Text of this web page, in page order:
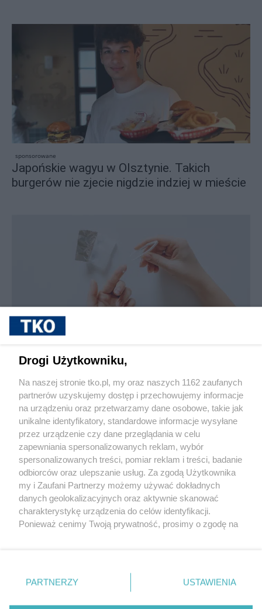
sponsorowane
Japońskie wagyu w Olsztynie. Takich
burgerów nie zjecie nigdzie indziej w mieście
Jak rozpoznać, że soczewki kontaktowe są
Pokaż więcej
Reklama Tematy Archiwum artykułów
Strona korzysta z plików cookies w celu realizacji usług. Pozostając na niej,
Drogi Użytkowniku,
Na naszej stronie tko.pl, my oraz naszych 1162 zaufanych
partnerów uzyskujemy dostęp i przechowujemy informacje
na urządzeniu oraz przetwarzamy dane osobowe, takie jak
unikalne identyfikatory, standardowe informacje wysyłane
przez urządzenie czy dane przeglądania w celu
zapewniania spersonalizowanych reklam, wybór
spersonalizowanych treści, pomiar reklam i treści, badanie
odbiorców oraz ulepszanie usług. Za zgodą Użytkownika
my i Zaufani Partnerzy możemy używać dokładnych
danych geolokalizacyjnych oraz aktywnie skanować
charakterystykę urządzenia do celów identyfikacji.
Ponieważ cenimy Twoją prywatność, prosimy o zgodę na
znajdujący się w lewym dolnym rogu strony
. Niektóre
rodzaje przetwarzania danych nie wymagają zgody
użytkownika, ale masz prawo sprzeciwić się takiemu
PARTNERZY USTAWIENIA